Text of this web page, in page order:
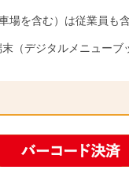
場を含む）は従業員も
（デジタルメニュー